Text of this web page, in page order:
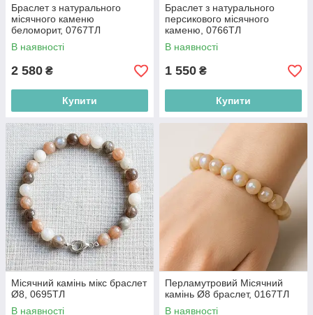
Браслет з натурального
місячного каменю
беломорит, 0767ТЛ
В наявності
2 580 ₴
Купити
Браслет з натурального
персикового місячного
каменю, 0766ТЛ
В наявності
1 550 ₴
Купити
Місячний камінь мікс браслет
Ø8, 0695ТЛ
В наявності
Перламутровий Місячний
камінь Ø8 браслет, 0167ТЛ
В наявності